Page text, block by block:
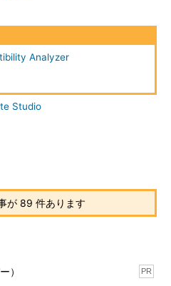
Analyzer
Studio
が 89 件あります
） PR